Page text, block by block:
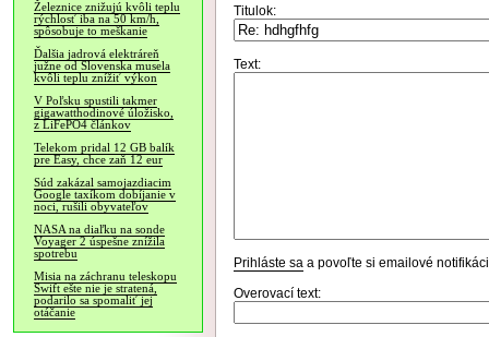
Železnice znižujú kvôli teplu
rýchlosť iba na 50 km/h,
spôsobuje to meškanie
Ďalšia jadrová elektráreň
južne od Slovenska musela
kvôli teplu znížiť výkon
V Poľsku spustili takmer
gigawatthodinové úložisko,
z LiFePO4 článkov
Telekom pridal 12 GB balík
pre Easy, chce zaň 12 eur
Súd zakázal samojazdiacim
Google taxíkom dobíjanie v
noci, rušili obyvateľov
NASA na diaľku na sonde
Voyager 2 úspešne znížila
spotrebu
Misia na záchranu teleskopu
Swift ešte nie je stratená,
podarilo sa spomaliť jej
otáčanie
Titulok:
Text:
Prihláste sa a povoľte si emailové
Overovací text: